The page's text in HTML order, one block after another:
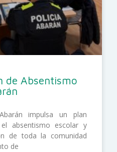
de Absentismo
impulsa un plan
absentismo escolar y
de toda la comunidad
de